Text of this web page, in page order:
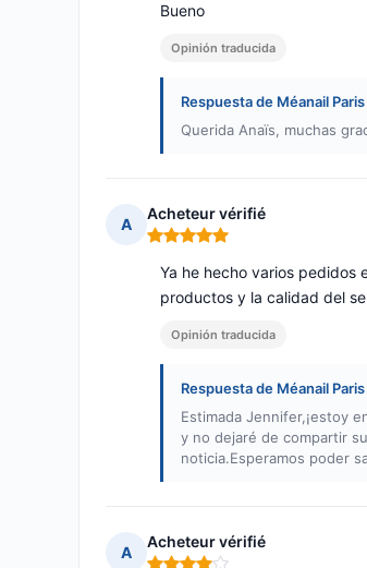
Bueno
Opinión traducida
Respuesta de Méanail Paris
Querida Anaïs, muchas
A
Acheteur vérifié
Nota: 5 de 5
Ya he hecho varios pedidos
productos y la calidad del
Opinión traducida
Respuesta de Méanail Paris
Estimada Jennifer,¡estoy
y no dejaré de compartir
noticia.Esperamos poder
A
Acheteur vérifié